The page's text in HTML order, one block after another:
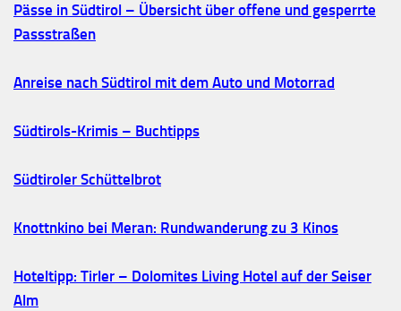
Pässe in Südtirol – Übersicht über offene und gesperrte
Passstraßen
Anreise nach Südtirol mit dem Auto und Motorrad
Südtirols-Krimis – Buchtipps
Südtiroler Schüttelbrot
Knottnkino bei Meran: Rundwanderung zu 3 Kinos
Hoteltipp: Tirler – Dolomites Living Hotel auf der Seiser
Alm